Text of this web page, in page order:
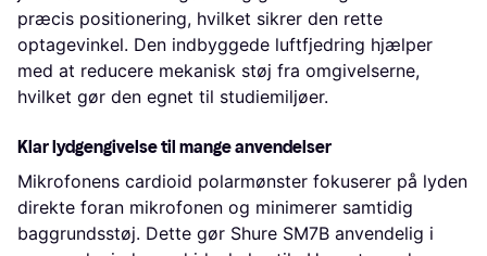
præcis positionering, hvilket sikrer den rette
optagevinkel. Den indbyggede luftfjedring hjælper
med at reducere mekanisk støj fra omgivelserne,
hvilket gør den egnet til studiemiljøer.
Klar lydgengivelse til mange anvendelser
Mikrofonens cardioid polarmønster fokuserer på lyden
direkte foran mikrofonen og minimerer samtidig
baggrundsstøj. Dette gør Shure SM7B anvendelig i